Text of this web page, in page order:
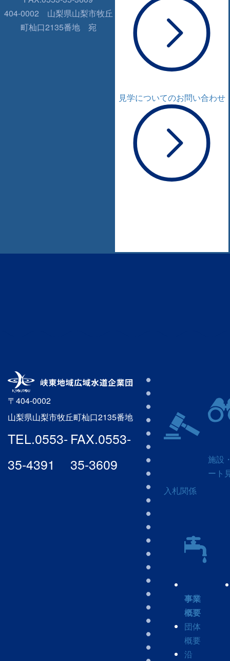
404-0002 山梨県山梨市牧丘
町杣口2135番地 宛
見学についてのお問い合わせ
〒404-0002
山梨県山梨市牧丘町杣口2135番地
TEL.0553-
35-4391
FAX.0553-
35-3609
入札関係
施設
ート
事業
概要
団体
概要
沿